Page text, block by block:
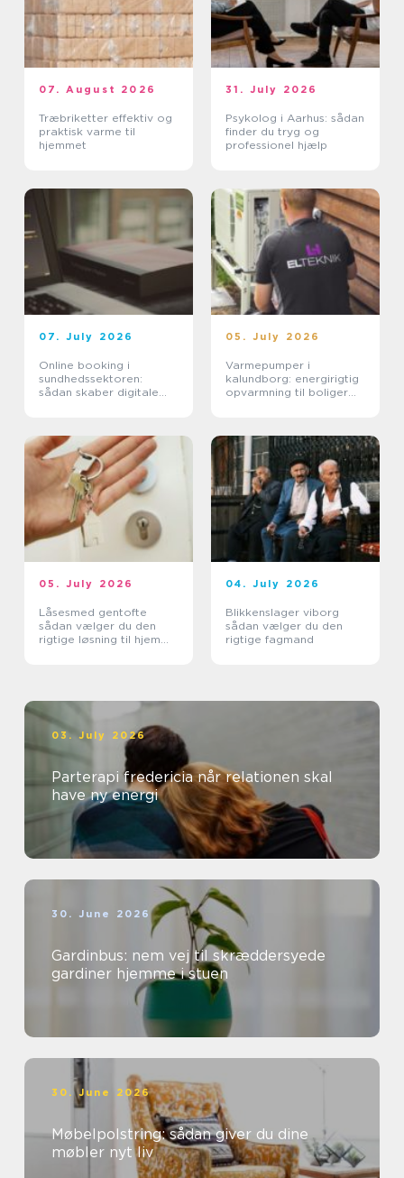
07. August 2026
Træbriketter effektiv og
praktisk varme til
hjemmet
31. July 2026
Psykolog i Aarhus: sådan
finder du tryg og
professionel hjælp
07. July 2026
Online booking i
sundhedssektoren:
sådan skaber digitale
05. July 2026
Varmepumper i
kalundborg: energirigtig
opvarmning til boliger
05. July 2026
Låsesmed gentofte
sådan vælger du den
rigtige løsning til hjem
04. July 2026
Blikkenslager viborg
sådan vælger du den
rigtige fagmand
03. July 2026
Parterapi fredericia når relationen skal
have ny energi
30. June 2026
Gardinbus: nem vej til skræddersyede
gardiner hjemme i stuen
30. June 2026
Møbelpolstring: sådan giver du dine
møbler nyt liv